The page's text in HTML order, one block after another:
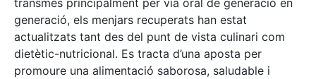
generació, els menjars recuperats han estat
actualitzats tant des del punt de vista culinari com
dietètic-nutricional. Es tracta d’una aposta per
promoure una alimentació saborosa, saludable i